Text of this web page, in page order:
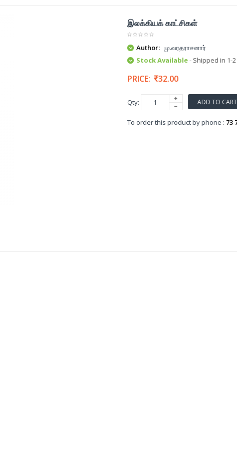
இலக்கியக் காட்சிகள்
Author: மு.வரதராசனார்
Stock Available- Shipped in 1-
PRICE: 32.00
Qty: ADD TO CART
To order this product by phone : 73